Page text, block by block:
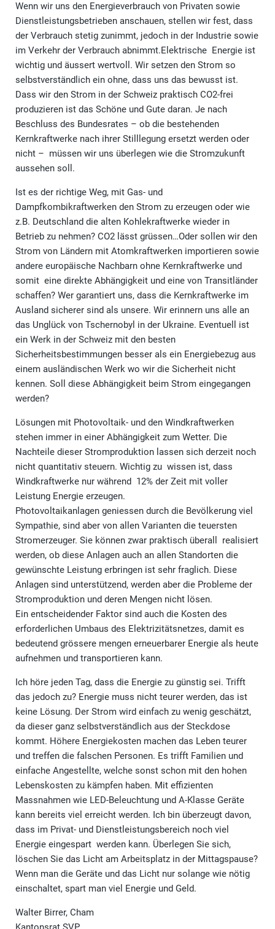
Wenn wir uns den Energieverbrauch von Privaten sowie
Dienstleistungsbetrieben anschauen, stellen wir fest, dass
der Verbrauch stetig zunimmt, jedoch in der Industrie sowie
im Verkehr der Verbrauch abnimmt.Elektrische Energie ist
wichtig und äussert wertvoll. Wir setzen den Strom so
selbstverständlich ein ohne, dass uns das bewusst ist.
Dass wir den Strom in der Schweiz praktisch CO2-frei
produzieren ist das Schöne und Gute daran. Je nach
Beschluss des Bundesrates – ob die bestehenden
Kernkraftwerke nach ihrer Stilllegung ersetzt werden oder
nicht – müssen wir uns überlegen wie die Stromzukunft
aussehen soll.
Ist es der richtige Weg, mit Gas- und
Dampfkombikraftwerken den Strom zu erzeugen oder wie
z.B. Deutschland die alten Kohlekraftwerke wieder in
Betrieb zu nehmen? CO2 lässt grüssen…Oder sollen wir den
Strom von Ländern mit Atomkraftwerken importieren sowie
andere europäische Nachbarn ohne Kernkraftwerke und
somit eine direkte Abhängigkeit und eine von Transitländer
schaffen? Wer garantiert uns, dass die Kernkraftwerke im
Ausland sicherer sind als unsere. Wir erinnern uns alle an
das Unglück von Tschernobyl in der Ukraine. Eventuell ist
ein Werk in der Schweiz mit den besten
Sicherheitsbestimmungen besser als ein Energiebezug aus
einem ausländischen Werk wo wir die Sicherheit nicht
kennen. Soll diese Abhängigkeit beim Strom eingegangen
werden?
Lösungen mit Photovoltaik- und den Windkraftwerken
stehen immer in einer Abhängigkeit zum Wetter. Die
Nachteile dieser Stromproduktion lassen sich derzeit noch
nicht quantitativ steuern. Wichtig zu wissen ist, dass
Windkraftwerke nur während 12% der Zeit mit voller
Leistung Energie erzeugen.
Photovoltaikanlagen geniessen durch die Bevölkerung viel
Sympathie, sind aber von allen Varianten die teuersten
Stromerzeuger. Sie können zwar praktisch überall realisiert
werden, ob diese Anlagen auch an allen Standorten die
gewünschte Leistung erbringen ist sehr fraglich. Diese
Anlagen sind unterstützend, werden aber die Probleme der
Stromproduktion und deren Mengen nicht lösen.
Ein entscheidender Faktor sind auch die Kosten des
erforderlichen Umbaus des Elektrizitätsnetzes, damit es
bedeutend grössere mengen erneuerbarer Energie als heute
aufnehmen und transportieren kann.
Ich höre jeden Tag, dass die Energie zu günstig sei. Trifft
das jedoch zu? Energie muss nicht teurer werden, das ist
keine Lösung. Der Strom wird einfach zu wenig geschätzt,
da dieser ganz selbstverständlich aus der Steckdose
kommt. Höhere Energiekosten machen das Leben teurer
und treffen die falschen Personen. Es trifft Familien und
einfache Angestellte, welche sonst schon mit den hohen
Lebenskosten zu kämpfen haben. Mit effizienten
Massnahmen wie LED-Beleuchtung und A-Klasse Geräte
kann bereits viel erreicht werden. Ich bin überzeugt davon,
dass im Privat- und Dienstleistungsbereich noch viel
Energie eingespart werden kann. Überlegen Sie sich,
löschen Sie das Licht am Arbeitsplatz in der Mittagspause?
Wenn man die Geräte und das Licht nur solange wie nötig
einschaltet, spart man viel Energie und Geld.
Walter Birrer, Cham